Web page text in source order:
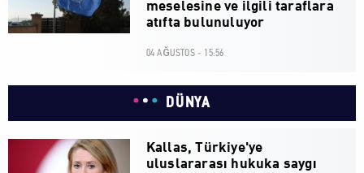
meselesine ve ilgili taraflara
atıfta bulunuluyor
04 AĞUSTOS - 15:56
DÜNYA
Kallas, Türkiye'ye
uluslararası hukuka saygı